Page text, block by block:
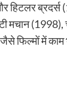
हिटलर ब्रदर्स
मचान (1998),
फिल्मों में काम